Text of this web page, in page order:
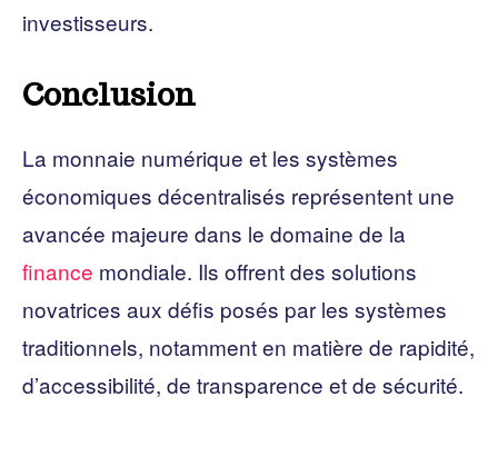
investisseurs.
Conclusion
La monnaie numérique et les systèmes
économiques décentralisés représentent une
avancée majeure dans le domaine de la
finance mondiale. Ils offrent des solutions
novatrices aux défis posés par les systèmes
traditionnels, notamment en matière de rapidité,
d’accessibilité, de transparence et de sécurité.